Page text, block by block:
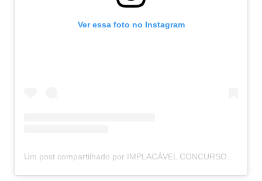
Ver essa foto no Instagram
Um post compartilhado por IMPLACÁVEL CONCURSOS (@implacavelconcursos)